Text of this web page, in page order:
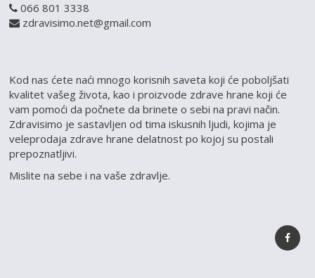
066 801 3338
zdravisimo.net@gmail.com
Kod nas ćete naći mnogo korisnih saveta koji će poboljšati
kvalitet vašeg života, kao i proizvode zdrave hrane koji će
vam pomoći da počnete da brinete o sebi na pravi način.
Zdravisimo je sastavljen od tima iskusnih ljudi, kojima je
veleprodaja zdrave hrane delatnost po kojoj su postali
prepoznatljivi.
Mislite na sebe i na vaše zdravlje.